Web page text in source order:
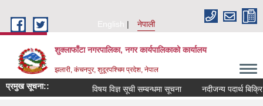
English
नेपाली
शुक्लाफाँटा नगरपालिका, नगर कार्यपालिकाको कार्यालय
झलारी, कंचनपुर, शुदूरपश्चिम प्रदेश, नेपाल
प्रमुख सूचना:: विषय विज्ञ सूची सम्बन्धमा सूचना नदीजन्य पदार्थ